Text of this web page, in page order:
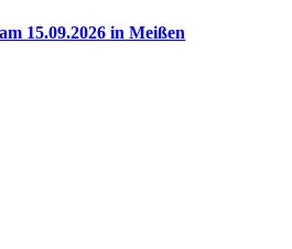
15.09.2026 in Meißen